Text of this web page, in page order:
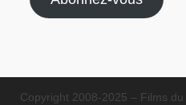
Copyright 2008-2025 – Films